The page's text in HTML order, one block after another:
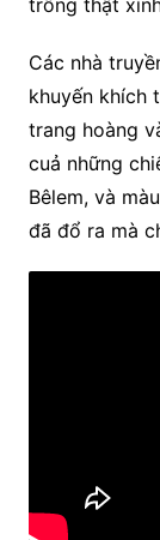
trông thật
Các nhà
khuyến khích
trang hoàng
cuả những
Bêlem, và
đã đổ ra mà